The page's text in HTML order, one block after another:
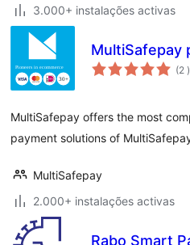
3.000+ instalações activas
MultiSafepay
(2 )
MultiSafepay offers the most
payment solutions of
MultiSafepay
2.000+ instalações activas
Rabo Smart